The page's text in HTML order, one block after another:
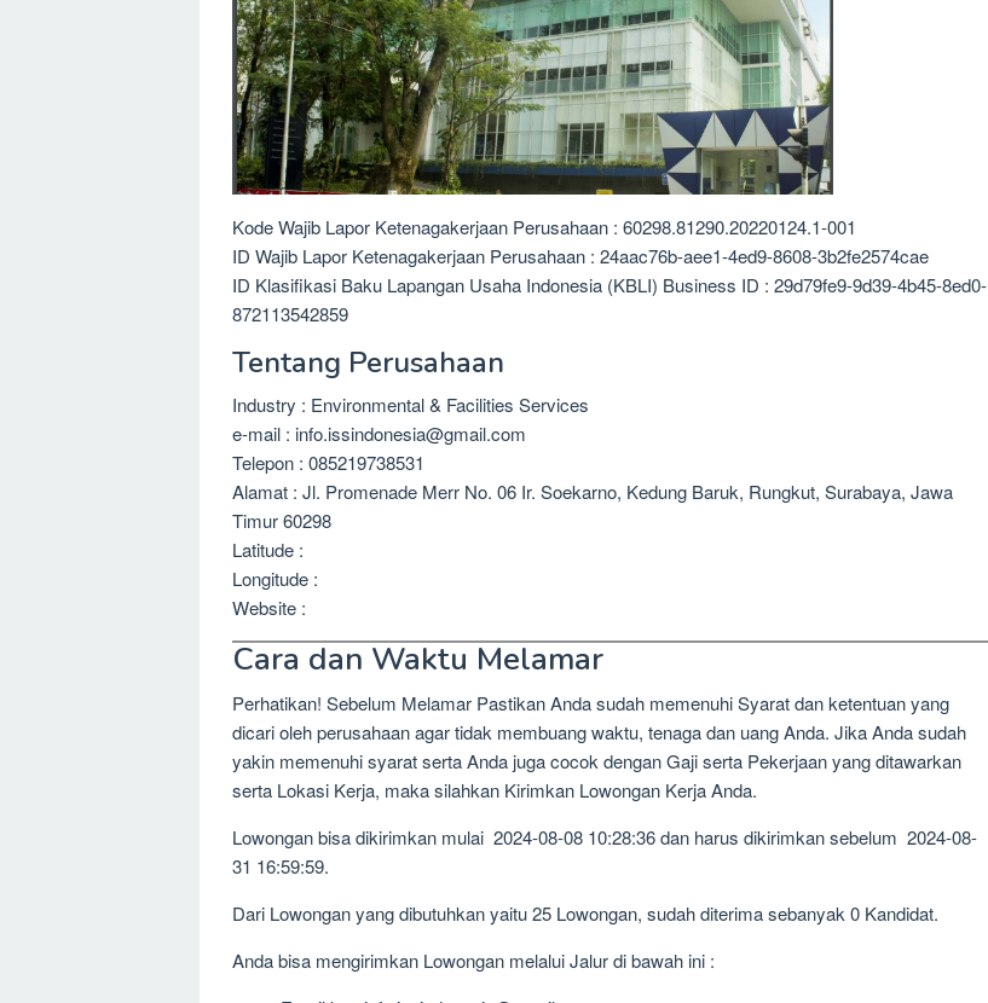
Kode Wajib Lapor Ketenagakerjaan Perusahaan : 60298.81290.20220124.1-001
ID Wajib Lapor Ketenagakerjaan Perusahaan : 24aac76b-aee1-4ed9-8608-3b2fe2574cae
ID Klasifikasi Baku Lapangan Usaha Indonesia (KBLI) Business ID : 29d79fe9-9d39-4b45-8ed0-
872113542859
Tentang Perusahaan
Industry : Environmental & Facilities Services
e-mail : info.issindonesia@gmail.com
Telepon : 085219738531
Alamat : Jl. Promenade Merr No. 06 Ir. Soekarno, Kedung Baruk, Rungkut, Surabaya, Jawa
Timur 60298
Latitude :
Longitude :
Website :
Cara dan Waktu Melamar
Perhatikan! Sebelum Melamar Pastikan Anda sudah memenuhi Syarat dan ketentuan yang
dicari oleh perusahaan agar tidak membuang waktu, tenaga dan uang Anda. Jika Anda sudah
yakin memenuhi syarat serta Anda juga cocok dengan Gaji serta Pekerjaan yang ditawarkan
serta Lokasi Kerja, maka silahkan Kirimkan Lowongan Kerja Anda.
Lowongan bisa dikirimkan mulai 2024-08-08 10:28:36 dan harus dikirimkan sebelum 2024-08-
31 16:59:59.
Dari Lowongan yang dibutuhkan yaitu 25 Lowongan, sudah diterima sebanyak 0 Kandidat.
Anda bisa mengirimkan Lowongan melalui Jalur di bawah ini :